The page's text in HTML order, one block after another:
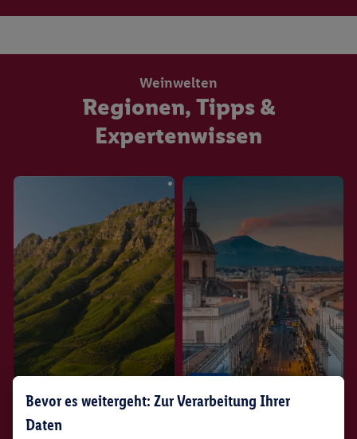
Weinwelten
Regionen, Tipps &
Expertenwissen
Region
Sizilien
Bevor es weitergeht: Zur Verarbeitung Ihrer
Daten